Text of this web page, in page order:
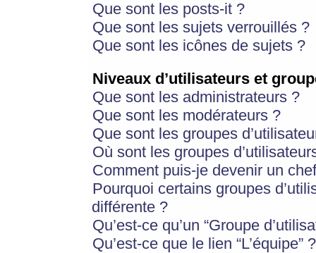
Que sont les posts-it ?
Que sont les sujets verrouillés ?
Que sont les icônes de sujets ?
Niveaux d’utilisateurs et
Que sont les administrateurs ?
Que sont les modérateurs ?
Que sont les groupes
Où sont les groupes
Comment puis-je devenir un
Pourquoi certains groupes
différente ?
Qu’est-ce qu’un “Groupe
Qu’est-ce que le lien “L’équipe” ?